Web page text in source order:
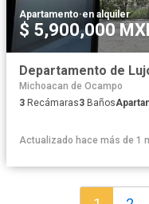
Apartamento·en alquiler
$ 5,900,000
Departamento de
Michoacan de Ocampo
3 Recámaras3 Baños
Actualizado hace más de 1